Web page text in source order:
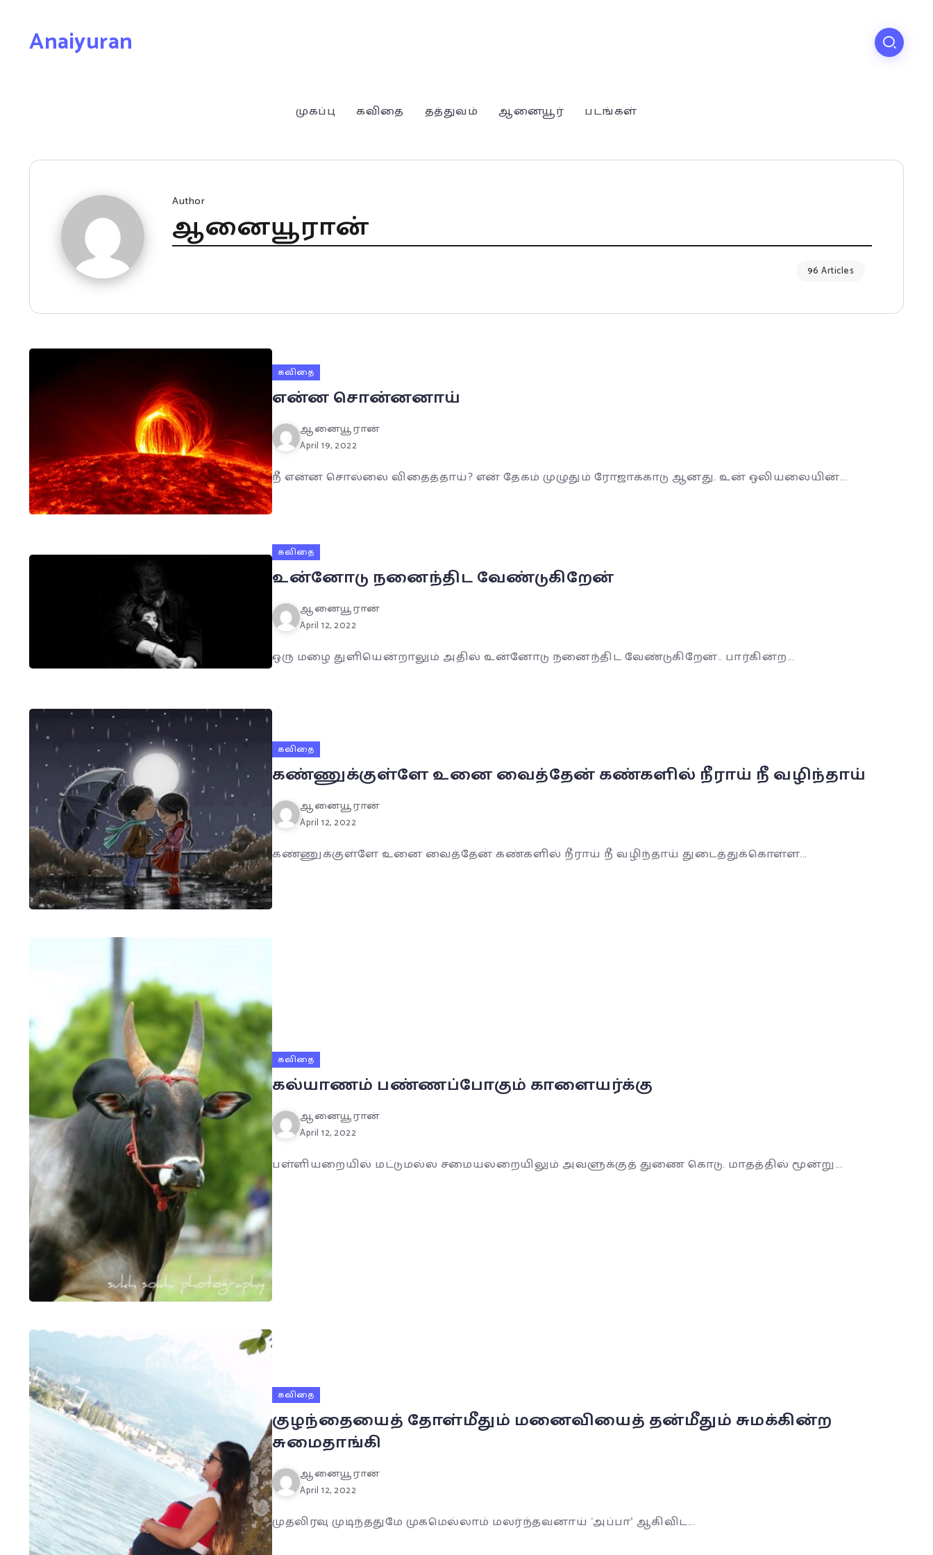
Anaiyuran
முகப்பு கவிதை தத்துவம் ஆனையூர் படங்கள்
Author
ஆனையூரான்
96 Articles
கவிதை
என்ன சொன்னனாய்
ஆனையூரான்
April 19, 2022
நீ என்ன சொல்லை விதைத்தாய்? என் தேகம் முழுதும் ரோஜாக்காடு ஆனது. உன் ஒலியலையின்...
கவிதை
உன்னோடு நனைந்திட வேண்டுகிறேன்
ஆனையூரான்
April 12, 2022
ஒரு மழை துளியென்றாலும் அதில் உன்னோடு நனைந்திட வேண்டுகிறேன்.. பார்கின்ற...
கவிதை
கண்ணுக்குள்ளே உனை வைத்தேன் கண்களில் நீராய் நீ வழிந்தாய்
ஆனையூரான்
April 12, 2022
கண்ணுக்குள்ளே உனை வைத்தேன் கண்களில் நீராய் நீ வழிந்தாய் துடைத்துக்கொள்ள...
கவிதை
கல்யாணம் பண்ணப்போகும் காளையர்க்கு
ஆனையூரான்
April 12, 2022
பள்ளியறையில் மட்டுமல்ல‌ சமையலறையிலும் அவளுக்குத் துணை கொடு. மாதத்தில் மூன்று...
கவிதை
குழந்தையைத் தோள்மீதும் மனைவியைத் தன்மீதும் சுமக்கின்ற
சுமைதாங்கி
ஆனையூரான்
April 12, 2022
முதலிரவு முடிந்ததுமே முகமெல்லாம் மலர்ந்தவனாய் ‘அப்பா’ ஆகிவிட...